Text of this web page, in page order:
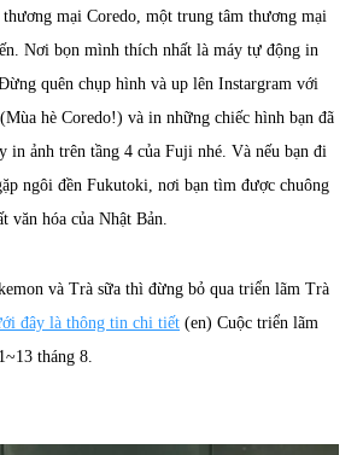
mại Coredo, một trung tâm thương mại
Nơi bọn mình thích nhất là máy tự động in
quên chụp hình và up lên Instargram với
hè Coredo!) và in những chiếc hình bạn đã
in ảnh trên tầng 4 của Fuji nhé. Và nếu bạn đi
ngôi đền Fukutoki, nơi bạn tìm được chuông
văn hóa của Nhật Bản.
và Trà sữa thì đừng bỏ qua triển lãm Trà
đây là thông tin chi tiết (en) Cuộc triển lãm
tháng 8.